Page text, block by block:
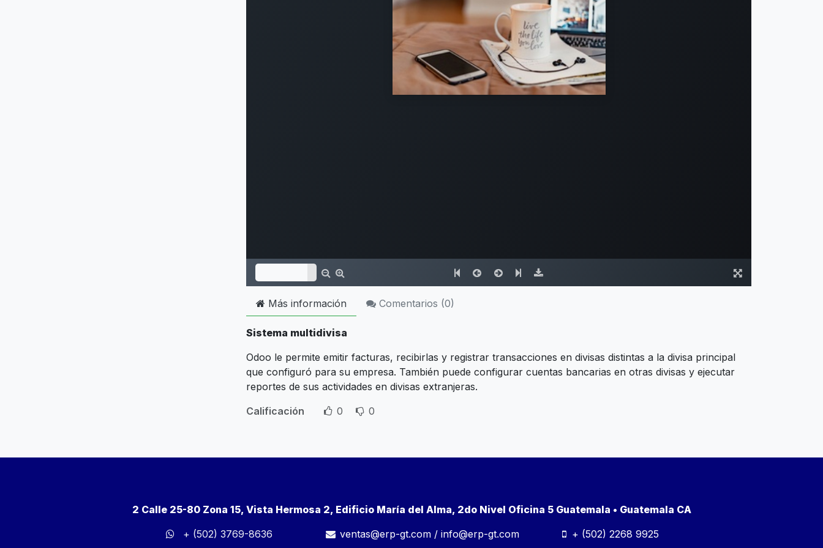
Más información Comentarios (0)
Sistema multidivisa
Odoo le permite emitir facturas, recibirlas y registrar transacciones en divisas distintas a la divisa principal
que configuró para su empresa. También puede configurar cuentas bancarias en otras divisas y ejecutar
reportes de sus actividades en divisas extranjeras.
Calificación
0 0
2 Calle 25-80 Zona 15, Vista Hermosa 2, Edificio María del Alma, 2do Nivel Oficina 5 Guatemala • Guatemala CA
+ (502) 3769-8636
ventas@erp-gt.com /info@erp-gt.com + (502) 2268 9925